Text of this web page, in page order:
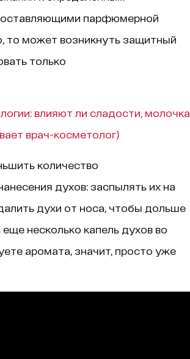
парфюмерной
то может возникнуть защитный
только
влияют ли сладости, молочка
врач-косметолог)
количество
духов: заспылять их на
духи от носа, чтобы дольше
несколько капель духов во
аромата, значит, просто уже